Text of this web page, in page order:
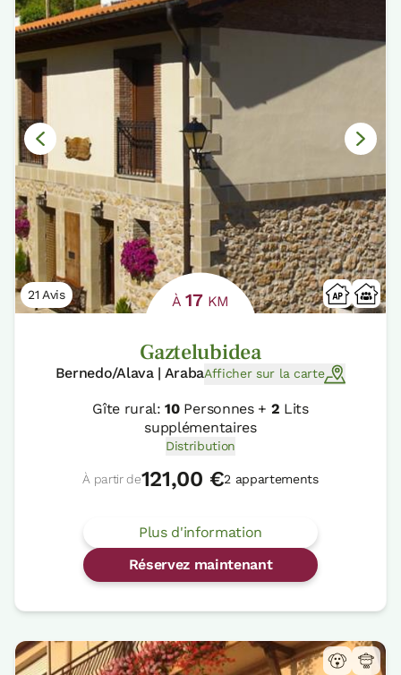
21 Avis À17KM
Gaztelubidea
Bernedo/Alava | ArabaAfficher sur la carte
Gîte rural:10Personnes + 2 Lits
supplémentaires
Distribution
À partir de121,00 €2 appartements
Plus d'information
Réservez maintenant